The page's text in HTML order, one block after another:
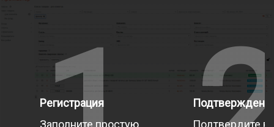
Регистрация
Заполните простую
Подтвердите